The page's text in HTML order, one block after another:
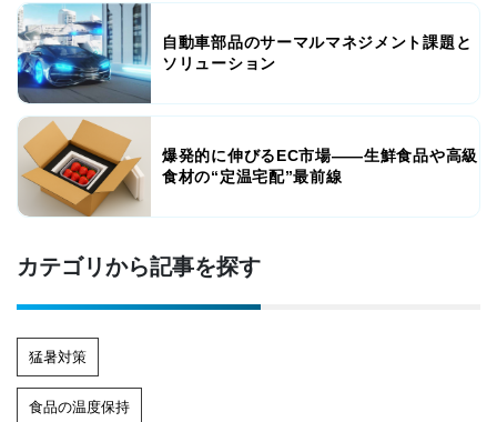
自動車部品のサーマルマネジメント課題と
ソリューション
爆発的に伸びるEC市場――生鮮食品や高級
食材の“定温宅配”最前線
カテゴリから記事を探す
猛暑対策
食品の温度保持